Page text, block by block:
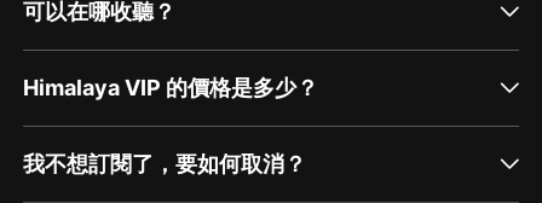
可以在哪收聽？
Himalaya VIP 的價格是多少？
我不想訂閱了，要如何取消？